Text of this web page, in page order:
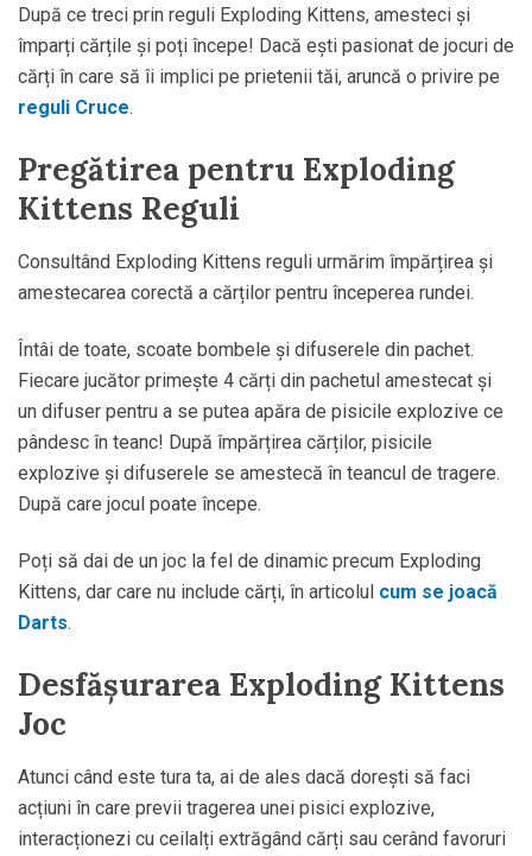
După ce treci prin reguli Exploding Kittens, amesteci și
împarți cărțile și poți începe! Dacă ești pasionat de jocuri de
cărți în care să îi implici pe prietenii tăi, aruncă o privire pe
reguli Cruce.
Pregătirea pentru Exploding
Kittens Reguli
Consultând Exploding Kittens reguli urmărim împărțirea și
amestecarea corectă a cărților pentru începerea rundei.
Întâi de toate, scoate bombele și difuserele din pachet.
Fiecare jucător primește 4 cărți din pachetul amestecat și
un difuser pentru a se putea apăra de pisicile explozive ce
pândesc în teanc! După împărțirea cărților, pisicile
explozive și difuserele se amestecă în teancul de tragere.
După care jocul poate începe.
Poți să dai de un joc la fel de dinamic precum Exploding
Kittens, dar care nu include cărți, în articolul cum se joacă
Darts.
Desfășurarea Exploding Kittens
Joc
Atunci când este tura ta, ai de ales dacă dorești să faci
acțiuni în care previi tragerea unei pisici explozive,
interacționezi cu ceilalți extrăgând cărți sau cerând favoruri